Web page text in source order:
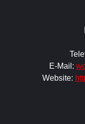
E-Mail:
Website: